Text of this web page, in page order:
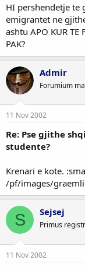
e
r
i
t
HI pershendetje te
emigrantet ne
ashtu APO KUR TE
PAK?
Admir
Forumium
11 Nov 2002
Re: Pse gjithe
studente?
Krenari e kote.
/pf/images/
S Sejsej
Primus
11 Nov 2002